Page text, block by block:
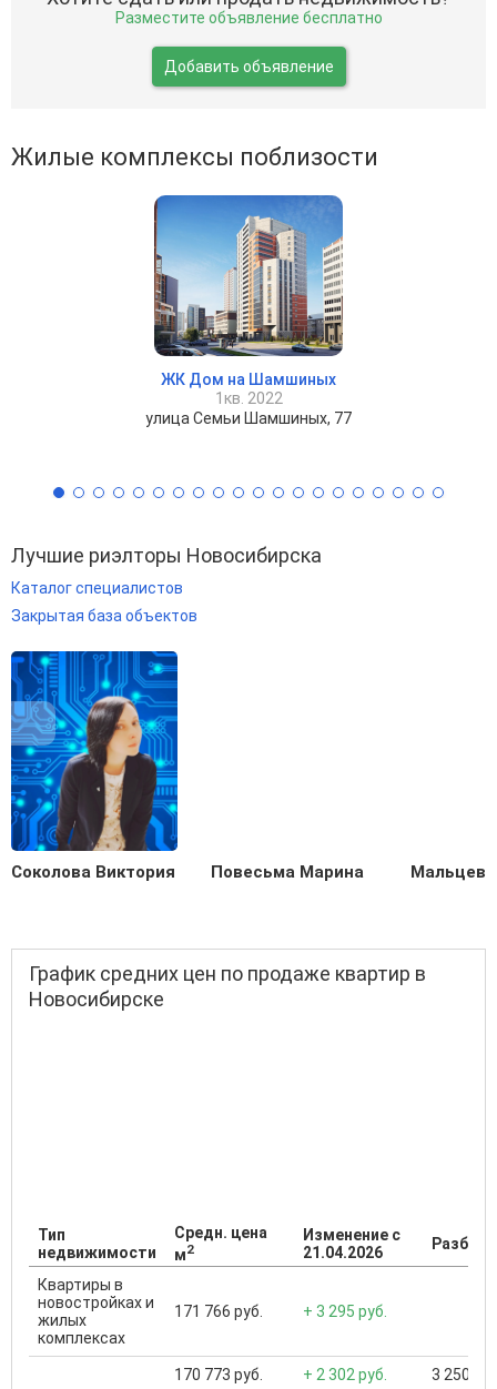
Разместите объявление бесплатно
Добавить объявление
Жилые комплексы поблизости
ЖК Дом на Шамшиных
1кв. 2022
улица Семьи Шамшиных, 77
Лучшие риэлторы Новосибирска
Каталог специалистов
Закрытая база объектов
Соколова Виктория Повесьма Марина
График средних цен по продаже квартир в
Новосибирске
Тип
недвижимости
Средн. цена
м2
Изменение с
21.04.2026
Квартиры в
новостройках и
жилых
комплексах
171 766 руб. + 3 295 руб.
170 773 руб. + 2 302 руб. 3 250